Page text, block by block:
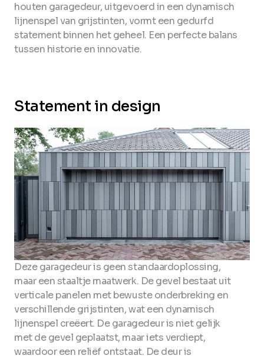
houten garagedeur, uitgevoerd in een dynamisch
lijnenspel van grijstinten, vormt een gedurfd
statement binnen het geheel. Een perfecte balans
tussen historie en innovatie.
Deze garagedeur is geen standaardoplossing,
maar een staaltje maatwerk. De gevel bestaat uit
verticale panelen met bewuste onderbreking en
verschillende grijstinten, wat een dynamisch
lijnenspel creëert. De garagedeur is niet gelijk
met de gevel geplaatst, maar iets verdiept,
waardoor een reliëf ontstaat. De deur is
Statement in design